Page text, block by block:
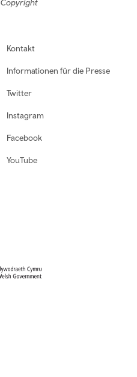
Kontakt
Informationen für die Presse
Twitter
Instagram
Facebook
YouTube